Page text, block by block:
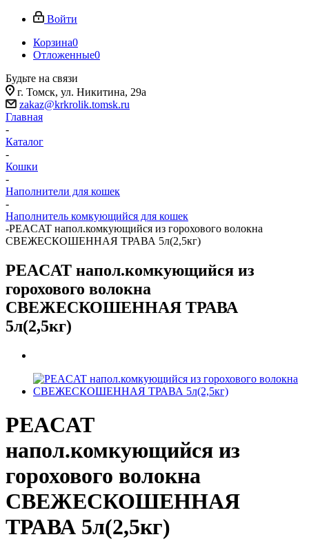
Войти
Корзина0
Отложенные0
Будьте на связи
г. Томск, ​ул. Никитина, 29а
zakaz@krkrolik.tomsk.ru
Главная
-
Каталог
-
Кошки
-
Наполнители для кошек
-
Наполнитель комкующийся для кошек
-PEACAT напол.комкующийся из горохового волокна
СВЕЖЕСКОШЕННАЯ ТРАВА 5л(2,5кг)
PEACAT напол.комкующийся из
горохового волокна
СВЕЖЕСКОШЕННАЯ ТРАВА
5л(2,5кг)
PEACAT
напол.комкующийся из
горохового волокна
СВЕЖЕСКОШЕННАЯ
ТРАВА 5л(2,5кг)